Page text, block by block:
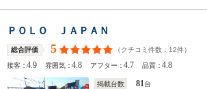
ＰＯＬＯ ＪＡＰＡＮ
総合評価 5 （クチコミ件数： 12件）
接客：4.9 雰囲気：4.8 アフター：4.7 品質：4.8
掲載台数 81台